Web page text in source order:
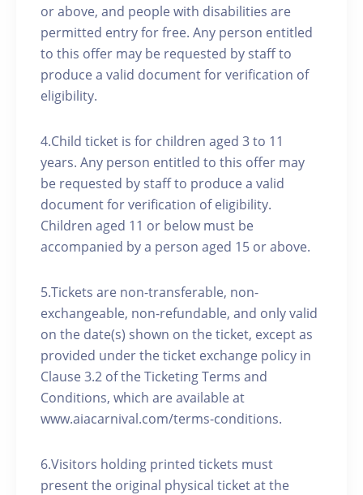
or above, and people with disabilities are
permitted entry for free. Any person entitled
to this offer may be requested by staff to
produce a valid document for verification of
eligibility.
4.Child ticket is for children aged 3 to 11
years. Any person entitled to this offer may
be requested by staff to produce a valid
document for verification of eligibility.
Children aged 11 or below must be
accompanied by a person aged 15 or above.
5.Tickets are non-transferable, non-
exchangeable, non-refundable, and only valid
on the date(s) shown on the ticket, except as
provided under the ticket exchange policy in
Clause 3.2 of the Ticketing Terms and
Conditions, which are available at
www.aiacarnival.com/terms-conditions.
6.Visitors holding printed tickets must
present the original physical ticket at the